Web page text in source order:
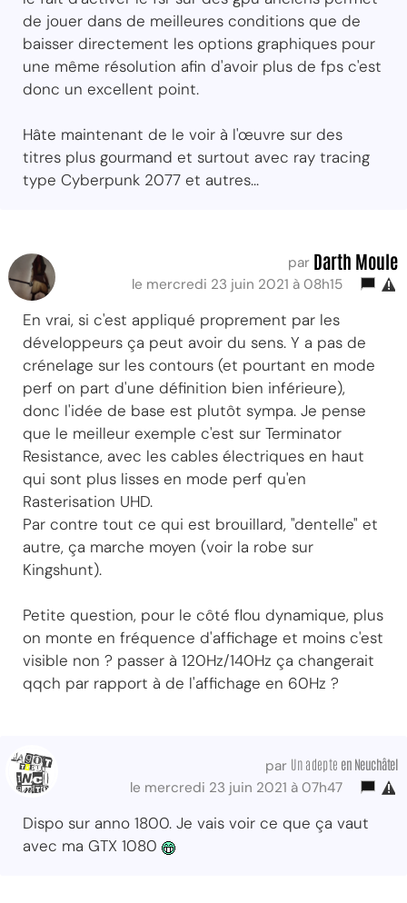
de jouer dans de meilleures conditions que de
baisser directement les options graphiques pour
une même résolution afin d'avoir plus de fps c'est
donc un excellent point.
Hâte maintenant de le voir à l'œuvre sur des
titres plus gourmand et surtout avec ray tracing
type Cyberpunk 2077 et autres...
par Darth Moule
le mercredi 23 juin 2021 à 08h15
En vrai, si c'est appliqué proprement par les
développeurs ça peut avoir du sens. Y a pas de
crénelage sur les contours (et pourtant en mode
perf on part d'une définition bien inférieure),
donc l'idée de base est plutôt sympa. Je pense
que le meilleur exemple c'est sur Terminator
Resistance, avec les cables électriques en haut
qui sont plus lisses en mode perf qu'en
Rasterisation UHD.
Par contre tout ce qui est brouillard, "dentelle" et
autre, ça marche moyen (voir la robe sur
Kingshunt).
Petite question, pour le côté flou dynamique, plus
on monte en fréquence d'affichage et moins c'est
visible non ? passer à 120Hz/140Hz ça changerait
qqch par rapport à de l'affichage en 60Hz ?
par Un adepte en Neuchâtel
le mercredi 23 juin 2021 à 07h47
Dispo sur anno 1800. Je vais voir ce que ça vaut
avec ma GTX 1080